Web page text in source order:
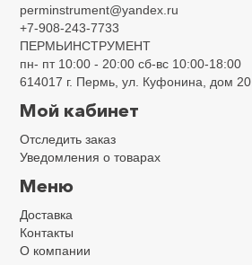
perminstrument@yandex.ru
+7-908-243-7733
ПЕРМЬИНСТРУМЕНТ
пн- пт 10:00 - 20:00 сб-вс 10:00-18:00
614017 г. Пермь, ул. Куфонина, дом 20.
Мой кабинет
Отследить заказ
Уведомления о товарах
Меню
Доставка
Контакты
О компании